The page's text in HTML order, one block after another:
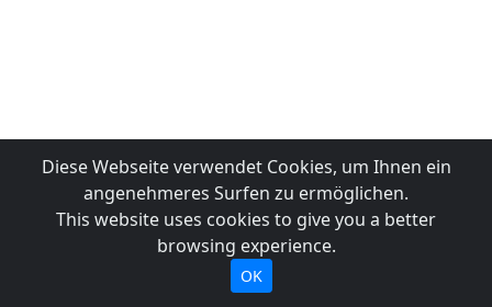
Diese Webseite verwendet Cookies, um Ihnen ein
angenehmeres Surfen zu ermöglichen.
This website uses cookies to give you a better
browsing experience.
OK